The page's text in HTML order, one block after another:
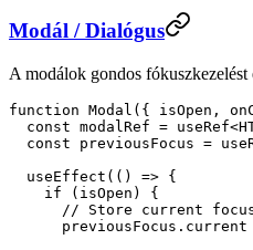
Modál / Dialógus
A modálok gondos fókuszkezelést
function Modal ({ isOpen ,
  const
modalRef = useRef<
  const
previousFocus =
  useEffect
(() => {
    if
(isOpen) {
// Store current
      previousFocus.current